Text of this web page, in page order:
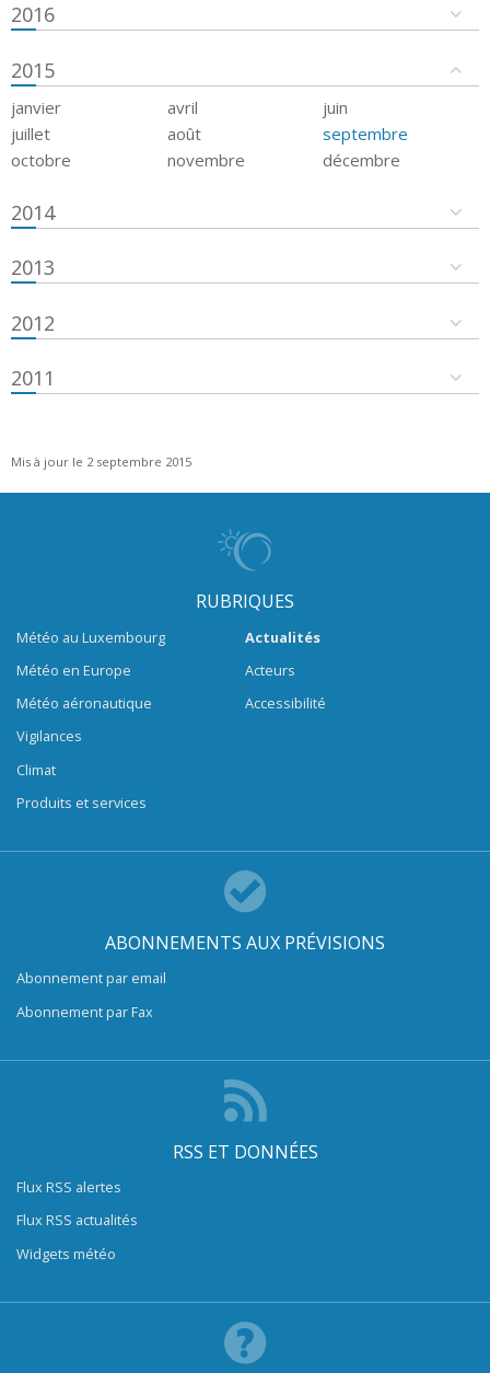
2016
2015
janvier avril
juin
juillet
août
septembre
octobre
novembre décembre
2014
2013
2012
2011
Mis à jour le 2 septembre 2015
RUBRIQUES
Météo au Luxembourg
Météo en Europe
Météo aéronautique
Vigilances
Climat
Produits et services
Actualités
Acteurs
Accessibilité
ABONNEMENTS AUX PRÉVISIONS
Abonnement par email
Abonnement par Fax
RSS ET DONNÉES
Flux RSS alertes
Flux RSS actualités
Widgets météo